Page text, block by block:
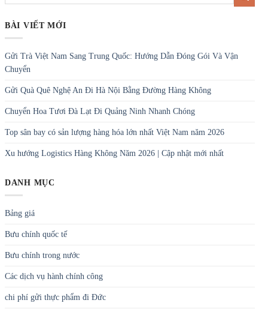
BÀI VIẾT MỚI
Gửi Trà Việt Nam Sang Trung Quốc: Hướng Dẫn Đóng Gói Và Vận
Chuyển
Gửi Quà Quê Nghệ An Đi Hà Nội Bằng Đường Hàng Không
Chuyển Hoa Tươi Đà Lạt Đi Quảng Ninh Nhanh Chóng
Top sân bay có sản lượng hàng hóa lớn nhất Việt Nam năm 2026
Xu hướng Logistics Hàng Không Năm 2026 | Cập nhật mới nhất
DANH MỤC
Bảng giá
Bưu chính quốc tế
Bưu chính trong nước
Các dịch vụ hành chính công
chi phí gửi thực phẩm đi Đức